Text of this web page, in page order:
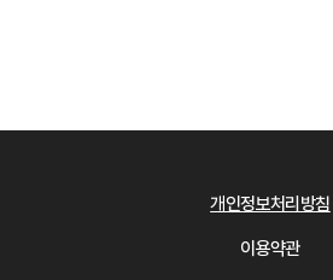
개인정보처리방침
이용약관